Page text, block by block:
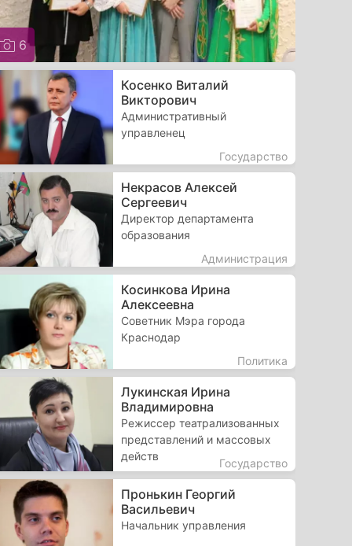
6
Косенко Виталий
Викторович
Административный
управленец
Государство
Некрасов Алексей
Сергеевич
Директор департамента
образования
Администрация
Косинкова Ирина
Алексеевна
Советник Мэра города
Краснодар
Политика
Лукинская Ирина
Владимировна
Режиссер театрализованных
представлений и массовых
действ
Государство
Пронькин Георгий
Васильевич
Начальник управления